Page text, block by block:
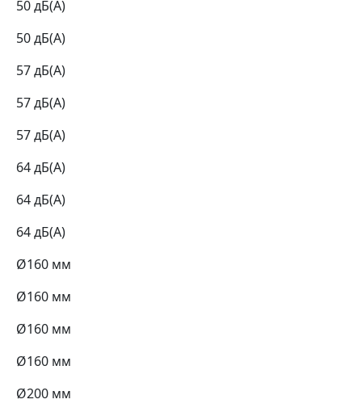
50 дБ(А)
50 дБ(А)
57 дБ(А)
57 дБ(А)
57 дБ(А)
64 дБ(А)
64 дБ(А)
64 дБ(А)
Ø160 мм
Ø160 мм
Ø160 мм
Ø160 мм
Ø200 мм